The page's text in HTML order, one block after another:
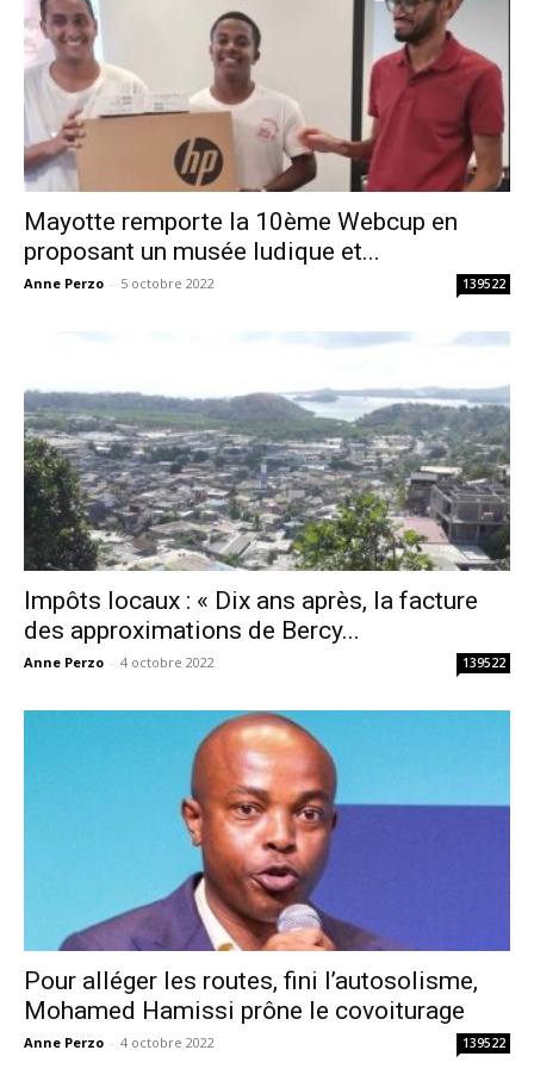
Mayotte remporte la 10ème Webcup en
proposant un musée ludique et...
Anne Perzo - 5 octobre 2022 139522
Impôts locaux : « Dix ans après, la facture
des approximations de Bercy...
Anne Perzo - 4 octobre 2022 139522
Pour alléger les routes, fini l’autosolisme,
Mohamed Hamissi prône le covoiturage
Anne Perzo - 4 octobre 2022 139522